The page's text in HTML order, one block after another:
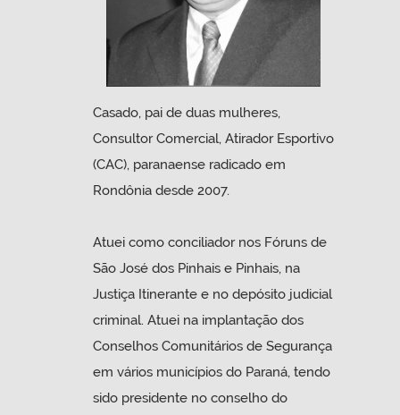
Casado, pai de duas mulheres,
Consultor Comercial, Atirador Esportivo
(CAC), paranaense radicado em
Rondônia desde 2007.
Atuei como conciliador nos Fóruns de
São José dos Pinhais e Pinhais, na
Justiça Itinerante e no depósito judicial
criminal. Atuei na implantação dos
Conselhos Comunitários de Segurança
em vários municípios do Paraná, tendo
sido presidente no conselho do